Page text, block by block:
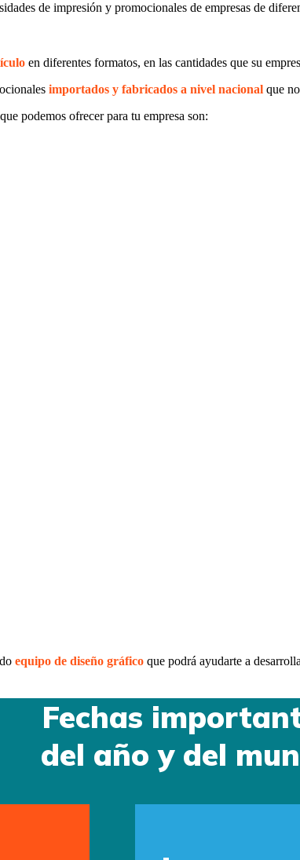
de impresión y promocionales de empresas de
en diferentes formatos, en las cantidades que su
importados y fabricados a nivel nacional que
podemos ofrecer para tu empresa son:
equipo de diseño gráfico que podrá ayudarte a
Fechas
del año y del